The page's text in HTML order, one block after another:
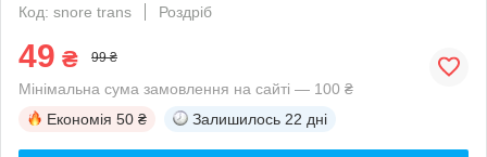
Код: snore trans
Роздріб
49 ₴ 99 ₴
Мінімальна сума замовлення на сайті — 100 ₴
Економія 50 ₴ Залишилось 22 дні